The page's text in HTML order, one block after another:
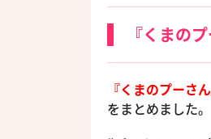
『くまの
『くまのプーさ
をまとめました。